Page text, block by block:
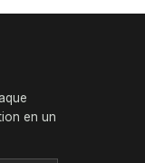
en un